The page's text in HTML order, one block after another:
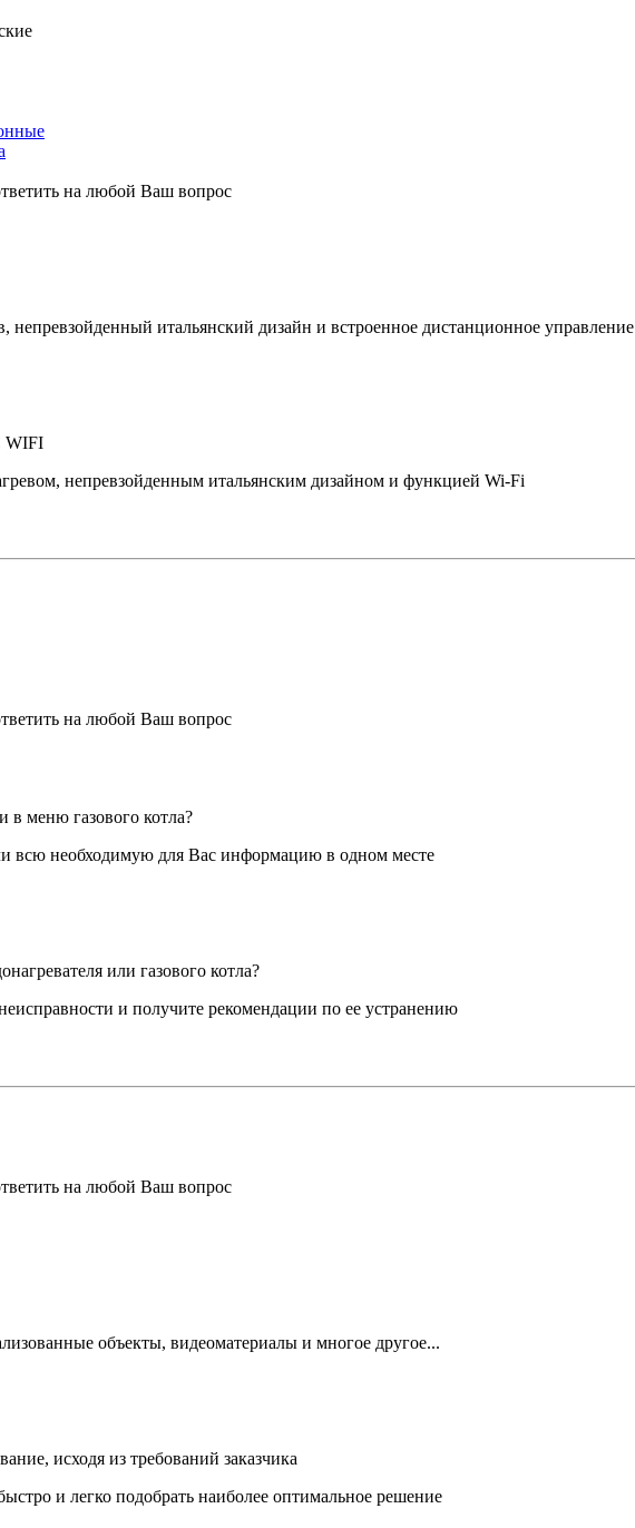
на любой Ваш вопрос
непревзойденный итальянский дизайн и встроенное дистанционное управление
WIFI
непревзойденным итальянским дизайном и функцией Wi-Fi
на любой Ваш вопрос
в меню газового котла?
всю необходимую для Вас информацию в одном месте
или газового котла?
и получите рекомендации по ее устранению
на любой Ваш вопрос
объекты, видеоматериалы и многое другое...
исходя из требований заказчика
и легко подобрать наиболее оптимальное решение